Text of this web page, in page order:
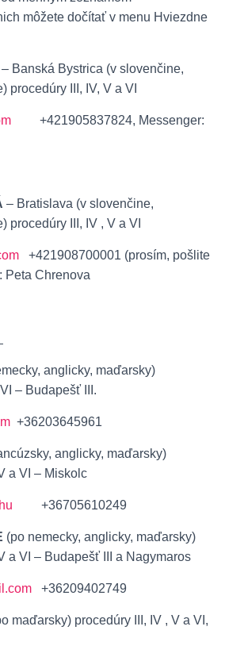
môžete dočítať v menu Hviezdne
– Banská Bystrica (v slovenčine,
procedúry III, IV, V a VI
+421905837824, Messenger:
– Bratislava (v slovenčine,
procedúry III, IV , V a VI
+421908700001 (prosím, pošlite
Peta Chrenova
anglicky, maďarsky)
– Budapešť III.
+36203645961
anglicky, maďarsky)
a VI – Miskolc
+36705610249
(po nemecky, anglicky, maďarsky)
a VI – Budapešť III a Nagymaros
+36209402749
maďarsky) procedúry III, IV , V a VI,